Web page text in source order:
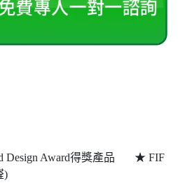
Award得獎產品 ★ FIF
)